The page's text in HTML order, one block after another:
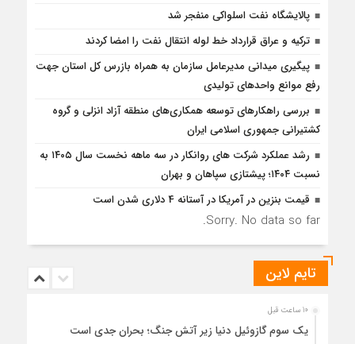
پالایشگاه نفت اسلواکی منفجر شد
ترکیه و عراق قرارداد خط لوله انتقال نفت را امضا کردند
پیگیری میدانی مدیرعامل سازمان به همراه بازرس كل استان جهت
رفع موانع واحدهای تولیدی
بررسی راهكارهای توسعه همكاری‌های منطقه آزاد انزلی و گروه
كشتیرانی جمهوری اسلامی ایران
رشد عملکرد شرکت های روانکار در سه ماهه نخست سال ۱۴۰۵ به
نسبت ۱۴۰۴؛ پیشتازی سپاهان و بهران
قیمت بنزین در آمریکا در آستانه 4 دلاری شدن است
Sorry. No data so far.
تایم لاین
10 ساعت قبل
یک سوم گازوئیل دنیا زیر آتش جنگ؛ بحران جدی است